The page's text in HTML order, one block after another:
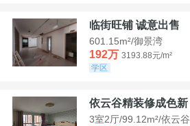
临街旺铺 诚意出售
601.15m²/御景湾
192万 3193.88元/m²
学区
依云谷精装修成色新
3室2厅/99.12m²/依云谷